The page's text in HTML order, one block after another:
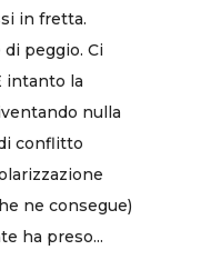
in fretta.
di peggio. Ci
intanto la
nulla
conflitto
ne consegue)
ha preso...